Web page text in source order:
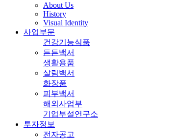
About Us
History
Visual Identity
사업부문
건강기능식품
튼튼백서
생활용품
살림백서
화장품
피부백서
해외사업부
기업부설연구소
투자정보
전자공고